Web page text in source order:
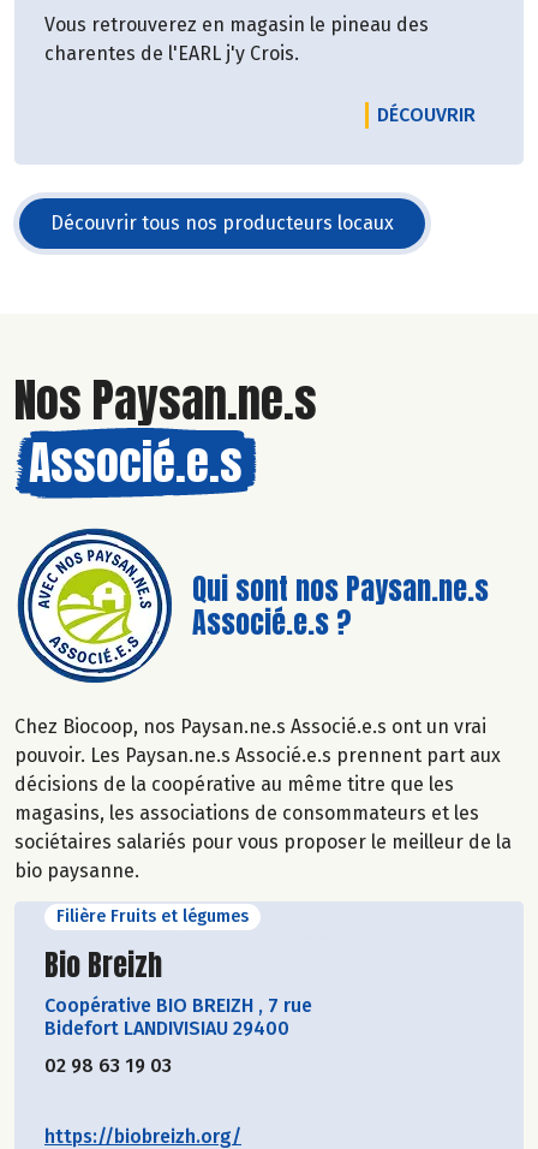
Vous retrouverez en magasin le pineau des
charentes de l'EARL j'y Crois.
DÉCOUVRIR
Découvrir tous nos producteurs locaux
Nos Paysan.ne.s
Associé.e.s
Qui sont nos Paysan.ne.s
Associé.e.s ?
Chez Biocoop, nos Paysan.ne.s Associé.e.s ont un vrai
pouvoir. Les Paysan.ne.s Associé.e.s prennent part aux
décisions de la coopérative au même titre que les
magasins, les associations de consommateurs et les
sociétaires salariés pour vous proposer le meilleur de la
bio paysanne.
Filière Fruits et légumes
Découvrir le producteur
Bio Breizh
Coopérative BIO BREIZH , 7 rue
Bidefort LANDIVISIAU 29400
02 98 63 19 03
https://biobreizh.org/